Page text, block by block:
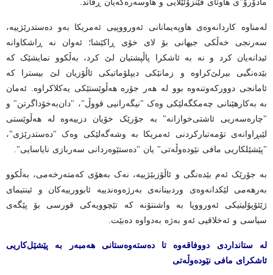
مادۆرۆ"ی هاوتای ڤێنزۆئێلایی و هاوسەرەکەیان ڕفاند.
لەمناوە کاردانەوەی هاوپەیمانانی ئەورووپیی ئەمریکا بەو دەستدرێژییە،
سەرنجی خەڵکی جیهانی بۆ لای خۆی ڕاکێشا؛ ئەوان نە ڕاشکاوانە
ئیدانەیان کرد و نە بە ئاشکرا پاڵپشتیان لێ‌ کرد، بەڵکوو نمایشێک کە
بێدەنگیی بیرلێ‌کراوە و زمانێکی دیپلۆماتیکی ئاڵۆزیان لێ بیسترا کە
ئامانجی دوورکەوتنەوە بوو لە هەر جۆرە هەڵوێستێکی یەکلاکراوە. ئەمان
بە بەکارهێنانی چەمکگەلێکی وەک "نیگەرانیی قووڵ"، "دان‌بەخۆداگرتن" و
"چارەسەریی ئاشتی‌خوازانە" بە جۆرێک خۆیان دزییەوە لە هەڵوێستی
لێبڕاوانەی تۆمەتبارکردنی ئەمریکا بە وشەگەلێکی وەک "دەستدرێژی"،
"پێشێلکاریی مافی نێودەوڵەتی" یان "دەستێوەردانی سەربازی نایاسایی".
بە جۆرێک ئەم بێدەنگی و ئاڵۆزبێژییە، نەک بەهۆی کەمتەرخەمی، بەڵکوو
بەرهەمی لێکدانەوەی وردبینانەی بەرژەوەندییە ئابوورییەکان و ئینتیمای
ژێئۆپۆلیتیکی ئەورووپا بە واشنتۆنە کە تێچوویەکی قورسی بۆ پێگەی
سیاسی و ئەخلاقیی ئەو بەژە بەدواوە دەبێت.
لە ستانداردی دووفاقەوە تا دەستەوەستانی هەمبەر بە پێشێل‌کاریی
ئاشکرای مافی نێودەوڵەتی